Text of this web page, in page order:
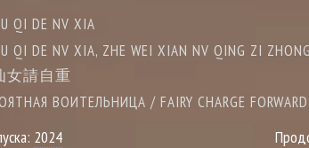
QI DE NV XIA
QI DE NV XIA, ZHE WEI XIAN NV QING ZI
女請自重
ВОИТЕЛЬНИЦА / FAIRY CHARGE
2024